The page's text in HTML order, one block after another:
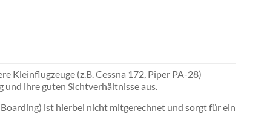
Kleinflugzeuge (z.B. Cessna 172, Piper PA-28)
und ihre guten Sichtverhältnisse aus.
ist hierbei nicht mitgerechnet und sorgt für ein